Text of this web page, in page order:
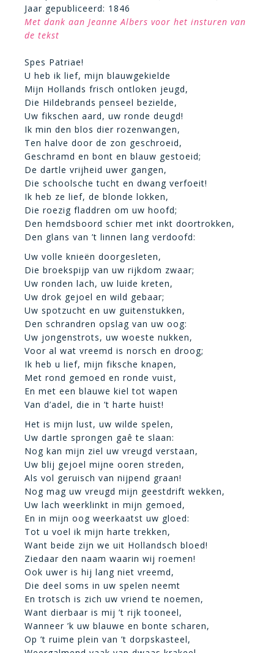
Jaar gepubliceerd: 1846
Met dank aan Jeanne Albers voor het insturen van
de tekst
Spes Patriae!
U heb ik lief, mijn blauwgekielde
Mijn Hollands frisch ontloken jeugd,
Die Hildebrands penseel bezielde,
Uw fikschen aard, uw ronde deugd!
Ik min den blos dier rozenwangen,
Ten halve door de zon geschroeid,
Geschramd en bont en blauw gestoeid;
De dartle vrijheid uwer gangen,
Die schoolsche tucht en dwang verfoeit!
Ik heb ze lief, de blonde lokken,
Die roezig fladdren om uw hoofd;
Den hemdsboord schier met inkt doortrokken,
Den glans van ’t linnen lang verdoofd:
Uw volle knieën doorgesleten,
Die broekspijp van uw rijkdom zwaar;
Uw ronden lach, uw luide kreten,
Uw drok gejoel en wild gebaar;
Uw spotzucht en uw guitenstukken,
Den schrandren opslag van uw oog:
Uw jongenstrots, uw woeste nukken,
Voor al wat vreemd is norsch en droog;
Ik heb u lief, mijn fiksche knapen,
Met rond gemoed en ronde vuist,
En met een blauwe kiel tot wapen
Van d’adel, die in ’t harte huist!
Het is mijn lust, uw wilde spelen,
Uw dartle sprongen gaê te slaan:
Nog kan mijn ziel uw vreugd verstaan,
Uw blij gejoel mijne ooren streden,
Als vol geruisch van nijpend graan!
Nog mag uw vreugd mijn geestdrift wekken,
Uw lach weerklinkt in mijn gemoed,
En in mijn oog weerkaatst uw gloed:
Tot u voel ik mijn harte trekken,
Want beide zijn we uit Hollandsch bloed!
Ziedaar den naam waarin wij roemen!
Ook uwer is hij lang niet vreemd,
Die deel soms in uw spelen neemt
En trotsch is zich uw vriend te noemen,
Want dierbaar is mij ’t rijk tooneel,
Wanneer ’k uw blauwe en bonte scharen,
Op ’t ruime plein van ’t dorpskasteel,